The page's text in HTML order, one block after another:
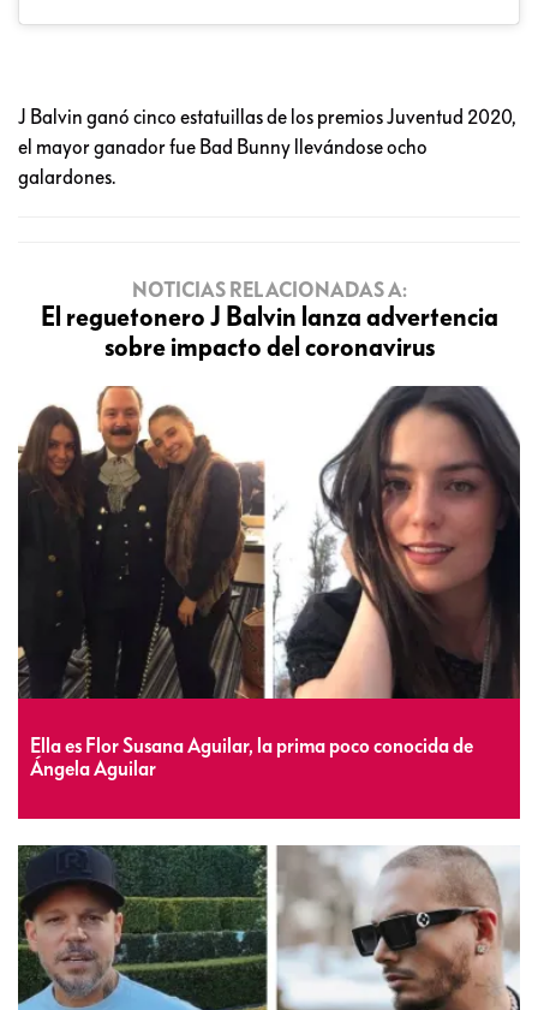
J Balvin ganó cinco estatuillas de los premios Juventud 2020,
el mayor ganador fue Bad Bunny llevándose ocho
galardones.
NOTICIAS RELACIONADAS A:
El reguetonero J Balvin lanza advertencia
sobre impacto del coronavirus
Ella es Flor Susana Aguilar, la prima poco conocida de
Ángela Aguilar